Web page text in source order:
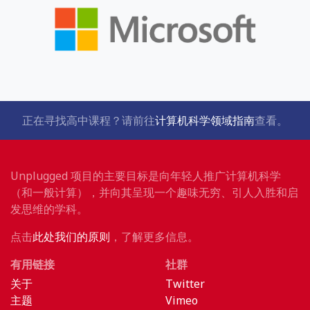
正在寻找高中课程？请前往计算机科学领域指南查看。
Unplugged 项目的主要目标是向年轻人推广计算机科学
（和一般计算），并向其呈现一个趣味无穷、引人入胜和启
发思维的学科。
点击此处我们的原则 ，了解更多信息。
有用链接
关于
主题
社群
Twitter
Vimeo